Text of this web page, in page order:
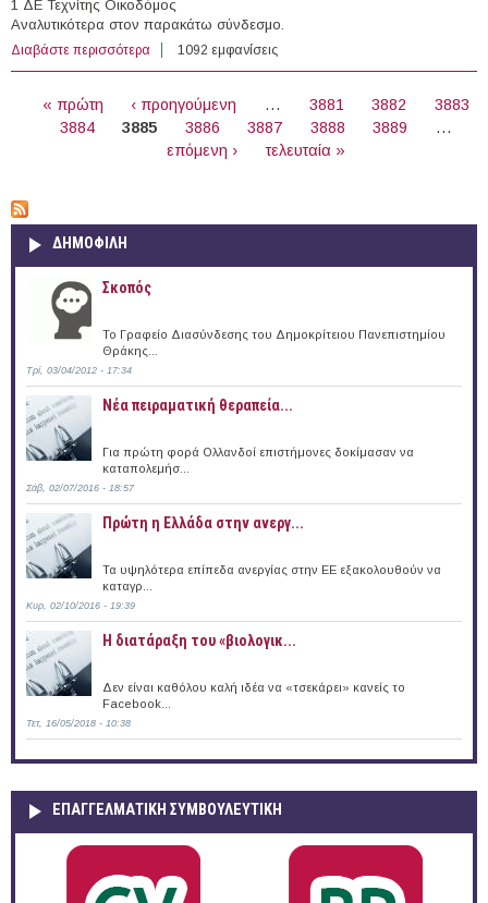
1 ΔΕ Τεχνίτης Οικοδόμος
Αναλυτικότερα στον παρακάτω σύνδεσμο.
Διαβάστε περισσότερα για 4 άτομα με Σύμβαση ορισμένου Χρόνου στη
Δημοτική Επιχείρηση Ύδρευσης & Αποχέτευσης Θέρμης
1092 εμφανίσεις
« πρώτη ‹ προηγούμενη … 3881 3882
3883
3884
3885 3886 3887 3888 3889
…
επόμενη ›
τελευταία »
ΔΗΜΟΦΙΛΗ
Σκοπός
Το Γραφείο Διασύνδεσης του Δημοκρίτειου Πανεπιστημίου
Θράκης...
Τρί, 03/04/2012 - 17:34
Νέα πειραματική θεραπεία...
Για πρώτη φορά Ολλανδοί επιστήμονες δοκίμασαν να
καταπολεμήσ...
Σάβ, 02/07/2016 - 18:57
Πρώτη η Ελλάδα στην ανεργ...
Τα υψηλότερα επίπεδα ανεργίας στην ΕΕ εξακολουθούν να
καταγρ...
Κυρ, 02/10/2016 - 19:39
Η διατάραξη του «βιολογικ...
Δεν είναι καθόλου καλή ιδέα να «τσεκάρει» κανείς το
Facebook...
Τετ, 16/05/2018 - 10:38
ΕΠΑΓΓΕΛΜΑΤΙΚΉ ΣΥΜΒΟΥΛΕΥΤΙΚΉ